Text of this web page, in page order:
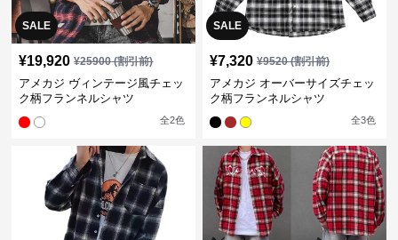
SALE
¥19,920 ¥25900(割引前)
アメカジ ヴィンテージ風チェッ
ク柄フランネルシャツ
全2色
SALE
¥7,320 ¥9520(割引前)
アメカジ オーバーサイズチェッ
ク柄フランネルシャツ
全3色